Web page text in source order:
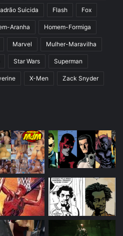
Suicida Flash Fox
Aranha Homem-Formiga
Marvel Mulher-Maravilha
Star Wars Superman
X-Men Zack Snyder